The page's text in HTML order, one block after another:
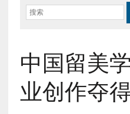
中国留美
业创作夺